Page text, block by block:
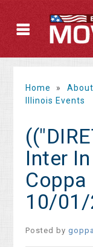
Home » About
Illinois Events
Inter
10/01/
Posted by